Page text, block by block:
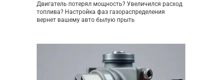
Двигатель потерял мощность? Увеличился расход
топлива? Настройка фаз газораспределения
вернет вашему авто былую прыть